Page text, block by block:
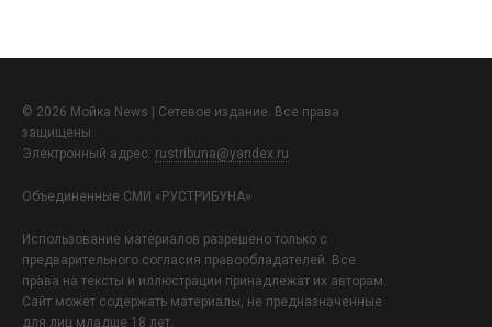
© 2026 Мойка News | Сетевое издание. Все права
защищены.
Электронный адрес: rustribuna@yandex.ru
Объединенные СМИ «РУСТРИБУНА»
Использование материалов разрешено только с
предварительного согласия правообладателей. Все
права на тексты и иллюстрации принадлежат их авторам.
Сайт может содержать материалы, не предназначенные
для лиц младше 18 лет.